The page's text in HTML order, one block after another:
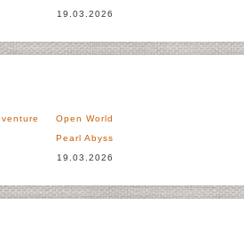
19.03.2026
Open World
Pearl Abyss
19.03.2026